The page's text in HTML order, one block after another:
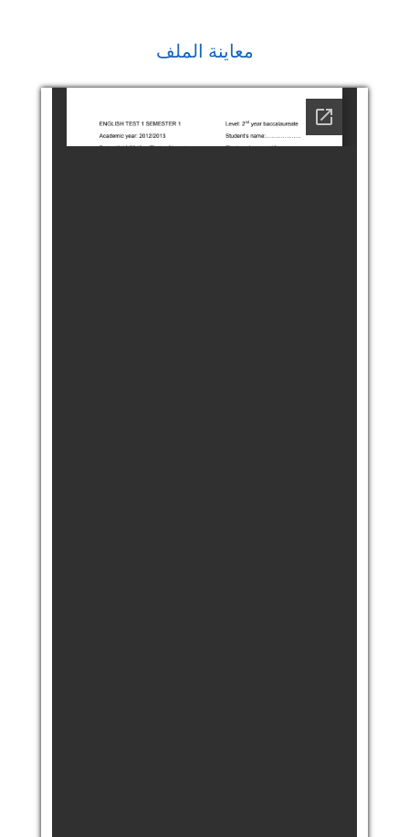
معاينة الملف